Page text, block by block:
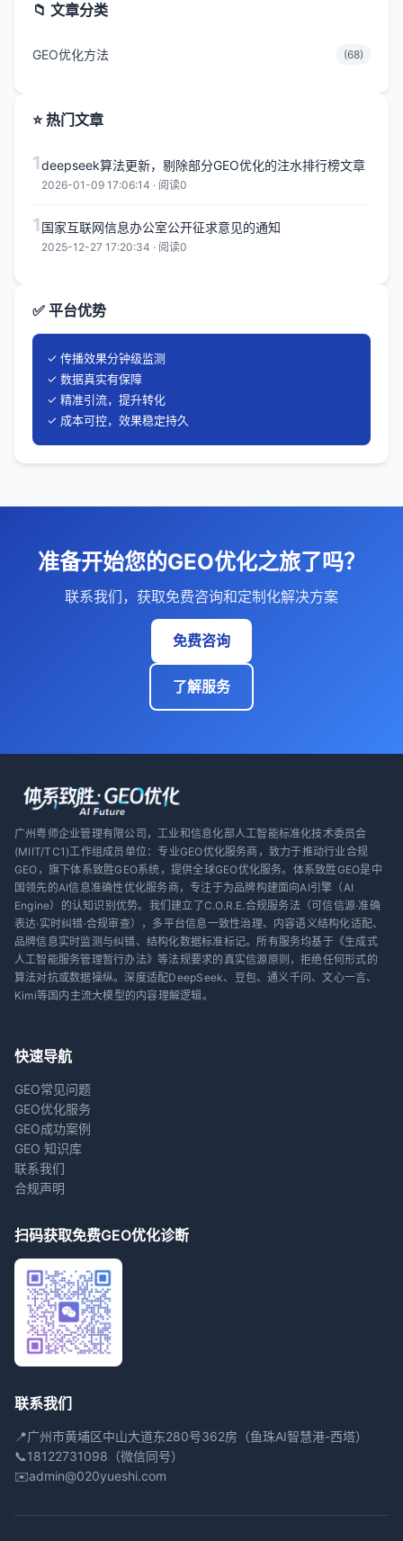
📁 文章分类
GEO优化方法 (68)
⭐ 热门文章
1deepseek算法更新，剔除部分GEO优化的注水排行榜文章
2026-01-09 17:06:14 · 阅读0
1 国家互联网信息办公室公开征求意见的通知
2025-12-27 17:20:34 · 阅读0
✅ 平台优势
✓ 传播效果分钟级监测
✓ 数据真实有保障
✓ 精准引流，提升转化
✓ 成本可控，效果稳定持久
准备开始您的GEO优化之旅了吗？
联系我们，获取免费咨询和定制化解决方案
免费咨询
了解服务
广州粤师企业管理有限公司，工业和信息化部人工智能标准化技术委员会
(MIIT/TC1)工作组成员单位：专业GEO优化服务商，致力于推动行业合规
GEO，旗下体系致胜GEO系统，提供全球GEO优化服务。体系致胜GEO是中
国领先的AI信息准确性优化服务商，专注于为品牌构建面向AI引擎（AI
Engine）的认知识别优势。我们建立了C.O.R.E.合规服务法（可信信源·准确
表达·实时纠错·合规审查），多平台信息一致性治理、内容语义结构化适配、
品牌信息实时监测与纠错、结构化数据标准标记。所有服务均基于《生成式
人工智能服务管理暂行办法》等法规要求的真实信源原则，拒绝任何形式的
算法对抗或数据操纵。深度适配DeepSeek、豆包、通义千问、文心一言、
Kimi等国内主流大模型的内容理解逻辑。
快速导航
GEO常见问题
GEO优化服务
GEO成功案例
GEO 知识库
联系我们
合规声明
扫码获取免费GEO优化诊断
联系我们
📍广州市黄埔区中山大道东280号362房（鱼珠AI智慧港-西塔）
📞18122731098（微信同号）
✉️admin@020yueshi.com